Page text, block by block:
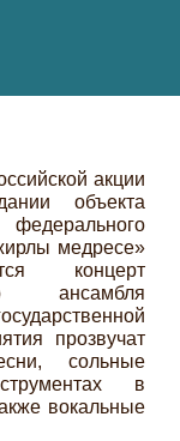
акции
объекта
медресе»
концерт
ансамбля
прозвучат
сольные
в
вокальные